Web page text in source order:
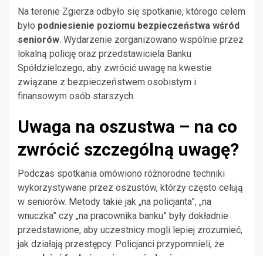
Na terenie Zgierza odbyło się spotkanie, którego celem
było podniesienie poziomu bezpieczeństwa wśród
seniorów. Wydarzenie zorganizowano wspólnie przez
lokalną policję oraz przedstawiciela Banku
Spółdzielczego, aby zwrócić uwagę na kwestie
związane z bezpieczeństwem osobistym i
finansowym osób starszych.
Uwaga na oszustwa – na co
zwrócić szczególną uwagę?
Podczas spotkania omówiono różnorodne techniki
wykorzystywane przez oszustów, którzy często celują
w seniorów. Metody takie jak „na policjanta”, „na
wnuczka” czy „na pracownika banku” były dokładnie
przedstawione, aby uczestnicy mogli lepiej zrozumieć,
jak działają przestępcy. Policjanci przypomnieli, że